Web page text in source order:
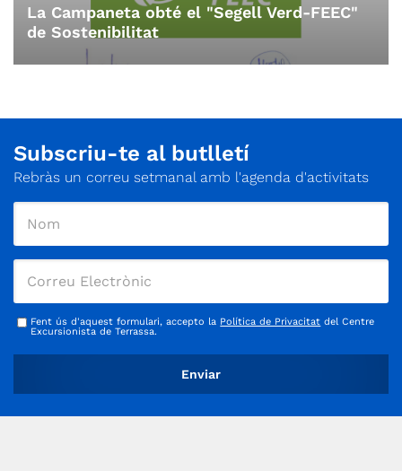
La Campaneta obté el "Segell Verd-FEEC"
de Sostenibilitat
Subscriu-te al butlletí
Rebràs un correu setmanal amb l'agenda d'activitats
Fent ús d'aquest formulari, accepto la Política de Privacitat del Centre
Excursionista de Terrassa.